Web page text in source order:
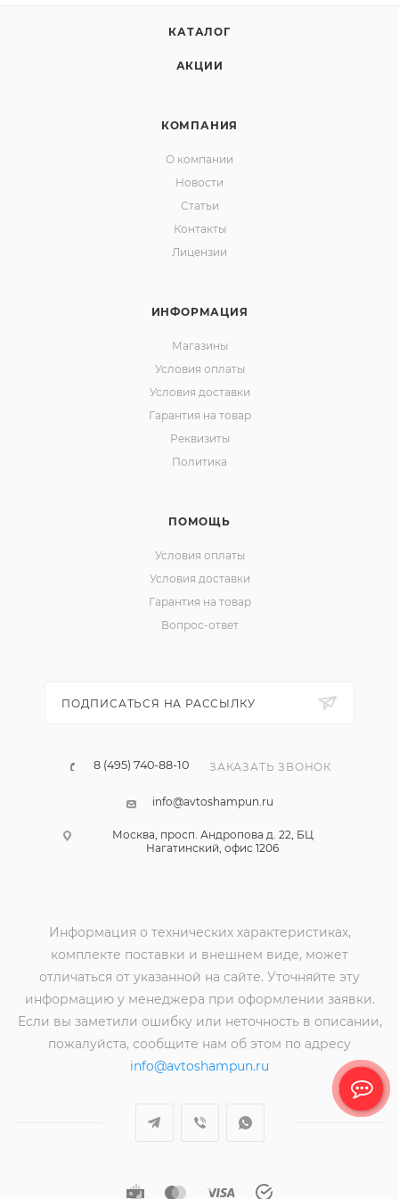
КАТАЛОГ
АКЦИИ
КОМПАНИЯ
О компании
Новости
Статьи
Контакты
Лицензии
ИНФОРМАЦИЯ
Магазины
Условия оплаты
Условия доставки
Гарантия на товар
Реквизиты
Политика
ПОМОЩЬ
Условия оплаты
Условия доставки
Гарантия на товар
Вопрос-ответ
ПОДПИСАТЬСЯ НА РАССЫЛКУ
8 (495) 740-88-10 ЗАКАЗАТЬ ЗВОНОК
info@avtoshampun.ru
Москва, просп. Андропова д. 22, БЦ
Нагатинский, офис 1206
Информация о технических характеристиках,
комплекте поставки и внешнем виде, может
отличаться от указанной на сайте. Уточняйте эту
информацию у менеджера при оформлении заявки.
Если вы заметили ошибку или неточность в описании,
пожалуйста, сообщите нам об этом по адресу
info@avtoshampun.ru